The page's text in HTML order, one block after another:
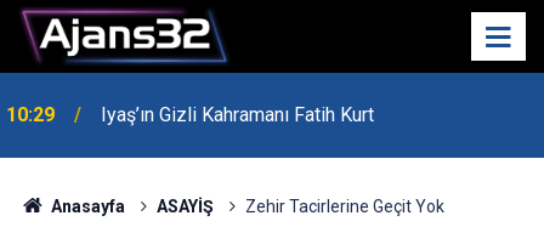
00:52 Isparta'da Asker Eğlencesinde Kavga Çıktı
Anasayfa ASAYİŞ Zehir Tacirlerine Geçit Yok